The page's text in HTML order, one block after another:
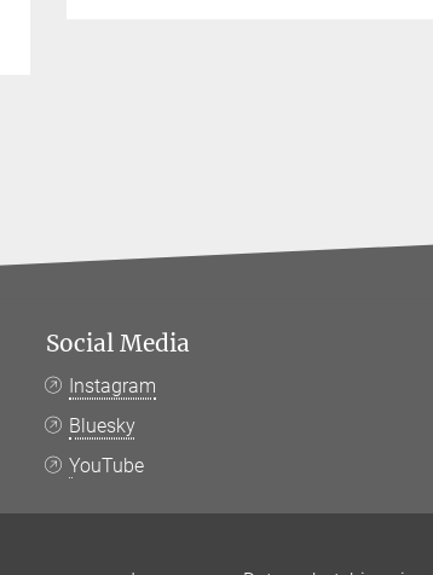
Social Media
Instagram
Bluesky
YouTube